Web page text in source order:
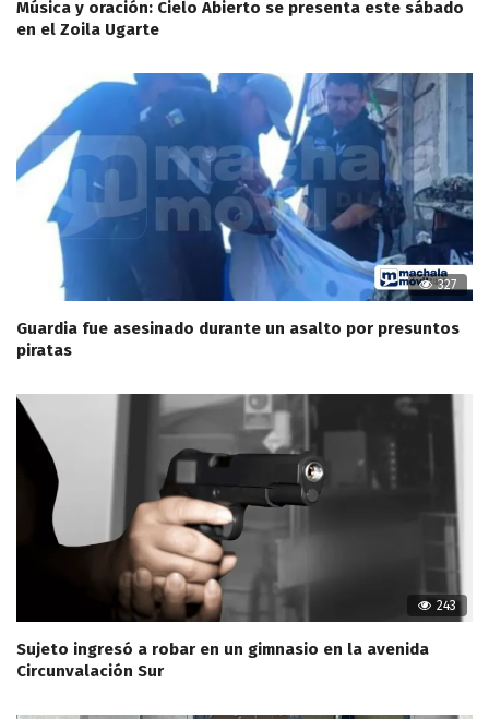
Música y oración: Cielo Abierto se presenta este sábado
en el Zoila Ugarte
327
Guardia fue asesinado durante un asalto por presuntos
piratas
243
Sujeto ingresó a robar en un gimnasio en la avenida
Circunvalación Sur